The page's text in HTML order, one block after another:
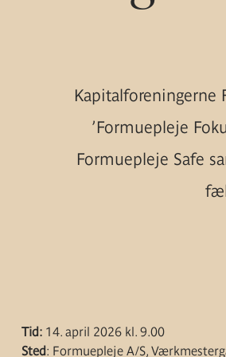
Kapitalforeningerne
’Formuepleje
Formuepleje Safe
Tid: 14. april 2026 kl. 9.00
Sted: Formuepleje A/S,